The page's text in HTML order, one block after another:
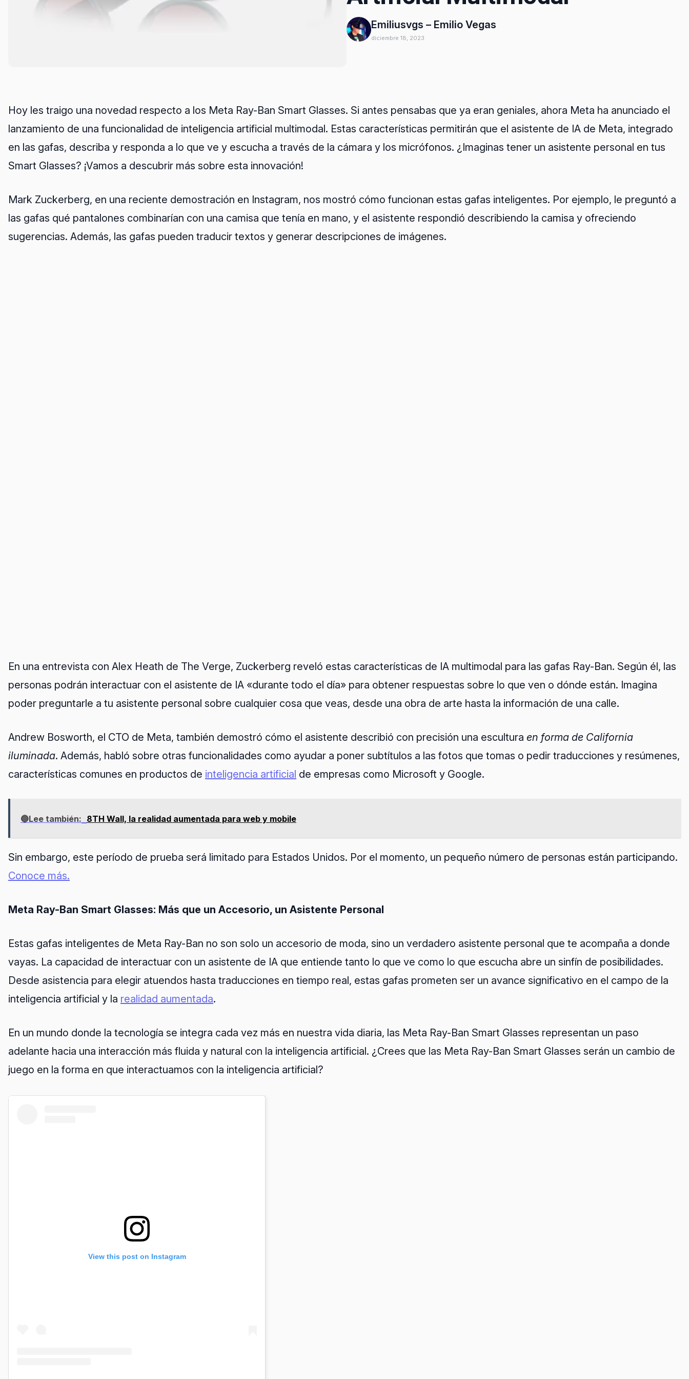
Emiliusvgs – Emilio Vegas
diciembre 18, 2023
Hoy les traigo una novedad respecto a los Meta Ray-Ban Smart Glasses. Si antes pensabas que ya eran geniales, ahora Meta ha anunciado el
lanzamiento de una funcionalidad de inteligencia artificial multimodal. Estas características permitirán que el asistente de IA de Meta, integrado
en las gafas, describa y responda a lo que ve y escucha a través de la cámara y los micrófonos. ¿Imaginas tener un asistente personal en tus
Smart Glasses? ¡Vamos a descubrir más sobre esta innovación!
Mark Zuckerberg, en una reciente demostración en Instagram, nos mostró cómo funcionan estas gafas inteligentes. Por ejemplo, le preguntó a
las gafas qué pantalones combinarían con una camisa que tenía en mano, y el asistente respondió describiendo la camisa y ofreciendo
sugerencias. Además, las gafas pueden traducir textos y generar descripciones de imágenes.
En una entrevista con Alex Heath de The Verge, Zuckerberg reveló estas características de IA multimodal para las gafas Ray-Ban. Según él, las
personas podrán interactuar con el asistente de IA «durante todo el día» para obtener respuestas sobre lo que ven o dónde están. Imagina
poder preguntarle a tu asistente personal sobre cualquier cosa que veas, desde una obra de arte hasta la información de una calle.
Andrew Bosworth, el CTO de Meta, también demostró cómo el asistente describió con precisión una escultura en forma de California
iluminada. Además, habló sobre otras funcionalidades como ayudar a poner subtítulos a las fotos que tomas o pedir traducciones y resúmenes,
características comunes en productos de inteligencia artificial de empresas como Microsoft y Google.
🔵Lee también: 8TH Wall, la realidad aumentada para web y mobile
Sin embargo, este período de prueba será limitado para Estados Unidos. Por el momento, un pequeño número de personas están participando.
Conoce más.
Meta Ray-Ban Smart Glasses: Más que un Accesorio, un Asistente Personal
Estas gafas inteligentes de Meta Ray-Ban no son solo un accesorio de moda, sino un verdadero asistente personal que te acompaña a donde
vayas. La capacidad de interactuar con un asistente de IA que entiende tanto lo que ve como lo que escucha abre un sinfín de posibilidades.
Desde asistencia para elegir atuendos hasta traducciones en tiempo real, estas gafas prometen ser un avance significativo en el campo de la
inteligencia artificial y la realidad aumentada.
En un mundo donde la tecnología se integra cada vez más en nuestra vida diaria, las Meta Ray-Ban Smart Glasses representan un paso
adelante hacia una interacción más fluida y natural con la inteligencia artificial. ¿Crees que las Meta Ray-Ban Smart Glasses serán un cambio de
juego en la forma en que interactuamos con la inteligencia artificial?
View this post on Instagram